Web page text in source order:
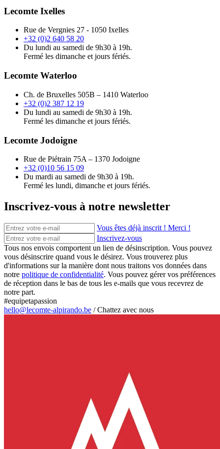
Lecomte Ixelles
Rue de Vergnies 27 - 1050 Ixelles
+32 (0)2 640 58 20
Du lundi au samedi de 9h30 à 19h.
Fermé les dimanche et jours fériés.
Lecomte Waterloo
Ch. de Bruxelles 505B – 1410 Waterloo
+32 (0)2 387 12 19
Du lundi au samedi de 9h30 à 19h.
Fermé les dimanche et jours fériés.
Lecomte Jodoigne
Rue de Piétrain 75A – 1370 Jodoigne
+32 (0)10 56 15 09
Du mardi au samedi de 9h30 à 19h.
Fermé les lundi, dimanche et jours fériés.
Inscrivez-vous à notre newsletter
Vous êtes déjà inscrit ! Merci !
Inscrivez-vous
Tous nos envois comportent un lien de désinscription. Vous pouvez
vous désinscrire quand vous le désirez. Vous trouverez plus
d'informations sur la manière dont nous traitons vos données dans
notre politique de confidentialité. Vous pouvez gérer vos préférences
de réception dans le bas de tous les e-mails que vous recevrez de
notre part.
#equipetapassion
hello@lecomte-alpirando.be /Chattez avec nous